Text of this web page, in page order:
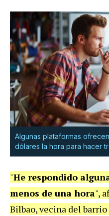
Algunas plataformas
dólares la hora para hacer
"He respondido
menos de una hora",
Bilbao, vecina del